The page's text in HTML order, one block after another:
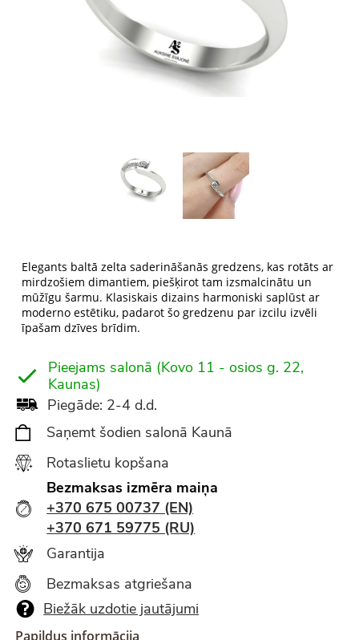
Elegants baltā zelta saderināšanās gredzens, kas rotāts ar
mirdzošiem dimantiem, piešķirot tam izsmalcinātu un
mūžīgu šarmu. Klasiskais dizains harmoniski saplūst ar
moderno estētiku, padarot šo gredzenu par izcilu izvēli
īpašam dzīves brīdim.
Pieejams salonā (Kovo 11 - osios g. 22,
Kaunas)
Piegāde: 2-4 d.d.
Saņemt šodien salonā Kaunā
Rotaslietu kopšana
Bezmaksas izmēra maiņa
+370 675 00737 (EN)
+370 671 59775 (RU)
Garantija
Bezmaksas atgriešana
Biežāk uzdotie jautājumi
Papildus informācija